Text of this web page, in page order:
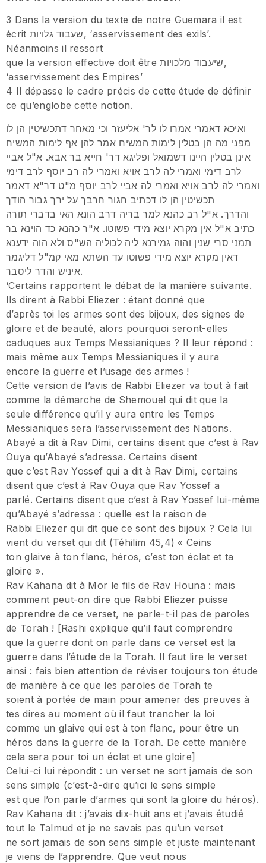
3 Dans la version du texte de notre Guemara il est
écrit שעבוד גלויות, ‘asservissement des exils’.
Néanmoins il ressort
que la version effective doit être שיעבוד מלכויות,
‘asservissement des Empires’
4 Il dépasse le cadre précis de cette étude de définir
ce qu’englobe cette notion.
ואיכא דאמרי אמרו לו לר' אליעזר וכי מאחר דתכשיטין הן לו
מפני מה הן בטלין לימות המשיח אמר להן אף לימות המשיח
אינן בטלין היינו דשמואל ופליגא דר' חייא בר אבא. א"ל אביי
לרב דימי ואמרי לה לרב אויא ואמרי לה רב יוסף לרב דימי
ואמרי לה לרב אויא ואמרי לה אביי לרב יוסף מ"ט דר"א דאמר
תכשיטין הן לו דכתיב חגור חרבך על ירך גבור הודך
והדרך. א"ל רב כהנא למר בריה דרב הונא האי בדברי תורה
כתיב א"ל אין מקרא יוצא מידי פשוטו. א"ר כהנא כד הוינא בר
תמני סרי שנין והוה גמירנא ליה לכוליה הש"ס ולא הוה ידענא
דאין מקרא יוצא מידי פשוטו עד השתא מאי קמ"ל דליגמר
איניש והדר ליסבר.
‘Certains rapportent le débat de la manière suivante.
Ils dirent à Rabbi Eliezer : étant donné que
d’après toi les armes sont des bijoux, des signes de
gloire et de beauté, alors pourquoi seront-elles
caduques aux Temps Messianiques ? Il leur répond :
mais même aux Temps Messianiques il y aura
encore la guerre et l’usage des armes !
Cette version de l’avis de Rabbi Eliezer va tout à fait
comme la démarche de Shemouel qui dit que la
seule différence qu’il y aura entre les Temps
Messianiques sera l’asservissement des Nations.
Abayé a dit à Rav Dimi, certains disent que c’est à Rav
Ouya qu’Abayé s’adressa. Certains disent
que c’est Rav Yossef qui a dit à Rav Dimi, certains
disent que c’est à Rav Ouya que Rav Yossef a
parlé. Certains disent que c’est à Rav Yossef lui-même
qu’Abayé s’adressa : quelle est la raison de
Rabbi Eliezer qui dit que ce sont des bijoux ? Cela lui
vient du verset qui dit (Téhilim 45,4) « Ceins
ton glaive à ton flanc, héros, c’est ton éclat et ta
gloire ».
Rav Kahana dit à Mor le fils de Rav Houna : mais
comment peut-on dire que Rabbi Eliezer puisse
apprendre de ce verset, ne parle-t-il pas de paroles
de Torah ! [Rashi explique qu’il faut comprendre
que la guerre dont on parle dans ce verset est la
guerre dans l’étude de la Torah. Il faut lire le verset
ainsi : fais bien attention de réviser toujours ton étude
de manière à ce que les paroles de Torah te
soient à portée de main pour amener des preuves à
tes dires au moment où il faut trancher la loi
comme un glaive qui est à ton flanc, pour être un
héros dans la guerre de la Torah. De cette manière
cela sera pour toi un éclat et une gloire]
Celui-ci lui répondit : un verset ne sort jamais de son
sens simple (c’est-à-dire qu’ici le sens simple
est que l’on parle d’armes qui sont la gloire du héros).
Rav Kahana dit : j’avais dix-huit ans et j’avais étudié
tout le Talmud et je ne savais pas qu’un verset
ne sort jamais de son sens simple et juste maintenant
je viens de l’apprendre. Que veut nous